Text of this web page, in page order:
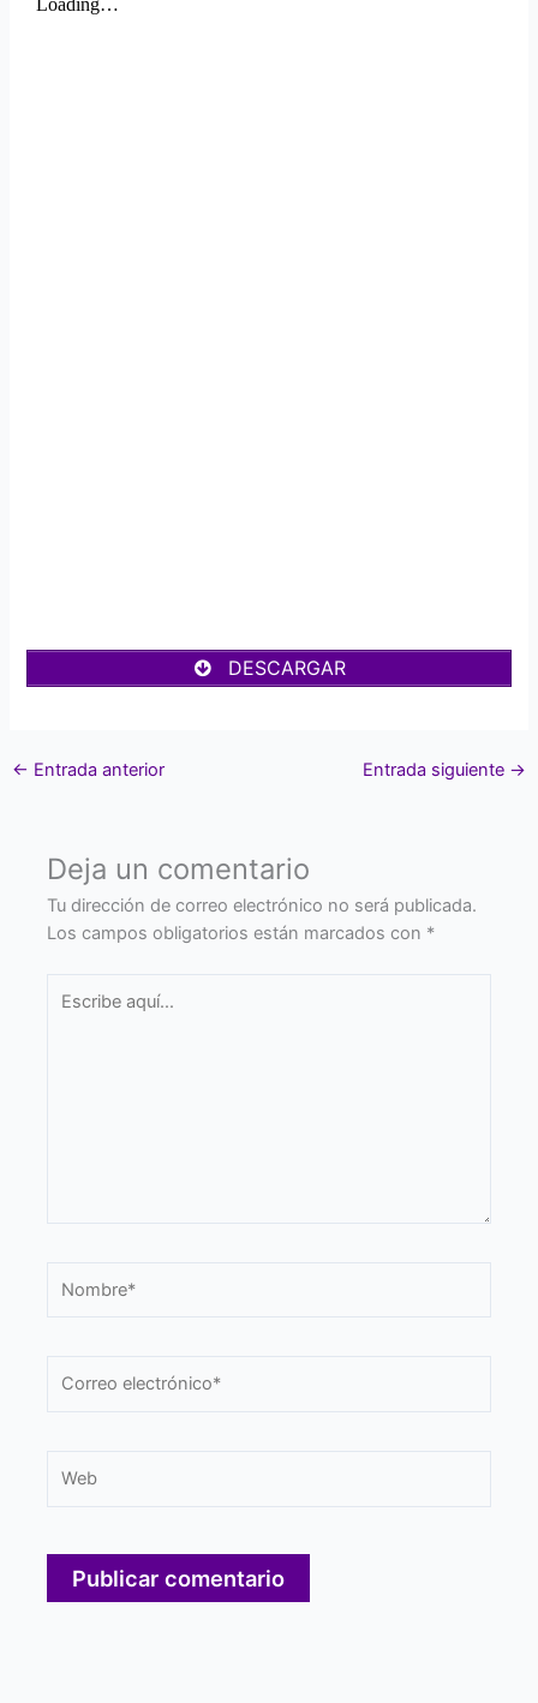
DESCARGAR
← Entrada anterior Entrada siguiente →
Deja un comentario
Tu dirección de correo electrónico no será publicada.
Los campos obligatorios están marcados con *
aquí...
electrónico*